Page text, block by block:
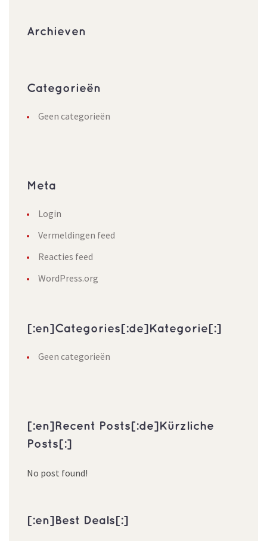
Archieven
Categorieën
Geen categorieën
Meta
Login
Vermeldingen feed
Reacties feed
WordPress.org
[:en]Categories[:de]Kategorie[:]
Geen categorieën
[:en]Recent Posts[:de]Kürzliche
Posts[:]
No post found!
[:en]Best Deals[:]